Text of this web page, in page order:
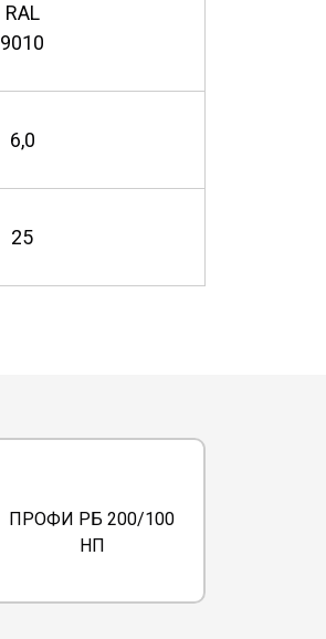
RAL
9010
6,0
25
ПРОФИ РБ 200/100
НП